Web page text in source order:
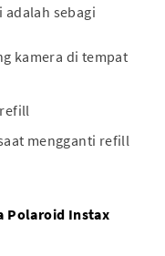
adalah sebagi
kamera di tempat
mengganti refill
Polaroid Instax